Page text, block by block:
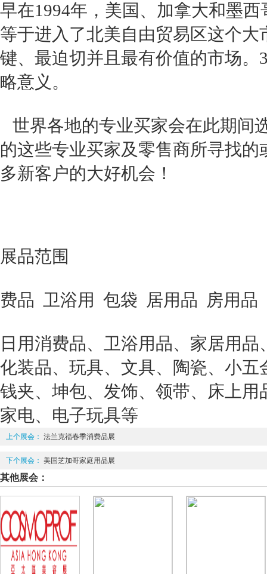
早在1994年，美国、加拿大和墨
等于进入了北美自由贸易区这个
键、最迫切并且最有价值的市场
略意义。
世界各地的专业买家会在此期间
的这些专业买家及零售商所寻找
多新客户的大好机会！
展品范围
费品 卫浴用 包袋 居用品 房用
日用消费品、卫浴用品、家居用
化装品、玩具、文具、陶瓷、小
钱夹、坤包、发饰、领带、床上
家电、电子玩具等
上个展会： 法兰克福春季消费品展
下个展会： 美国芝加哥家庭用品展
其他展会：